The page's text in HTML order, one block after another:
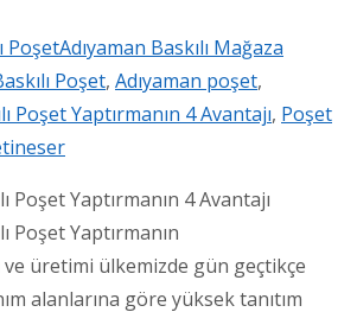
PoşetAdıyaman Baskılı Mağaza
Poşet, Adıyaman poşet,
Poşet Yaptırmanın 4 Avantajı, Poşet
Poşet Yaptırmanın 4 Avantajı
Poşet Yaptırmanın
ve üretimi ülkemizde gün geçtikçe
alanlarına göre yüksek tanıtım